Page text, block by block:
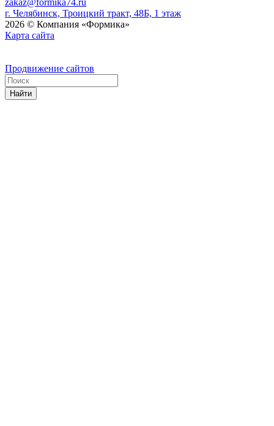
г. Челябинск, Троицкий тракт, 48Б, 1 этаж
2026 © Компания «Формика»
Карта сайта
Продвижение сайтов
Найти